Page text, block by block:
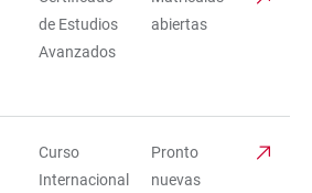
de Estudios
Avanzados
abiertas
Curso
Internacional
Pronto
nuevas